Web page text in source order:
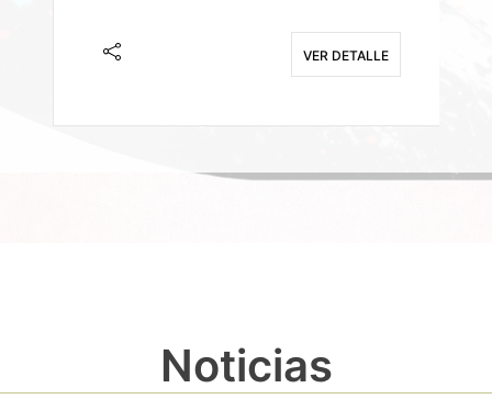
VER DETALLE
Noticias